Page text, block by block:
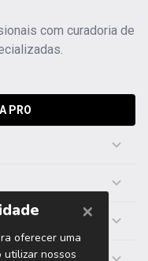
com curadoria de
PRO